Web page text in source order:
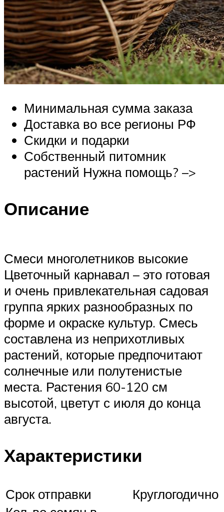
Минимальная сумма заказа
Доставка во все регионы РФ
Скидки и подарки
Собственный питомник
растений Нужна помощь? –>
Описание
Смеси многолетников высокие
Цветочный карнавал – это готовая
и очень привлекательная садовая
группа ярких разнообразных по
форме и окраске культур. Смесь
составлена из неприхотливых
растений, которые предпочитают
солнечные или полутенистые
места. Растения 60-120 см
высотой, цветут с июля до конца
августа.
Характеристики
Срок отправки
Круглогодично